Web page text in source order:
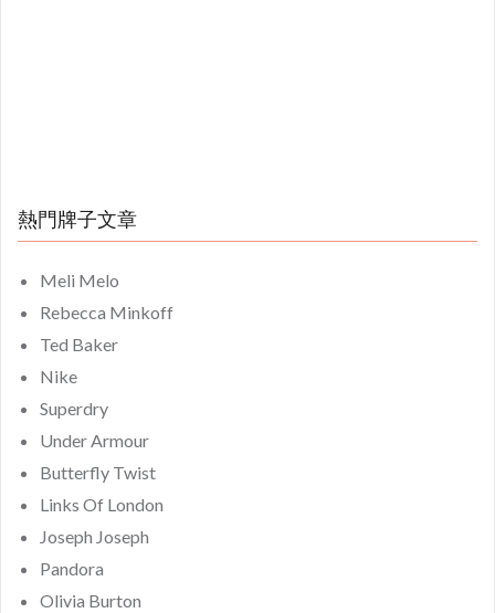
熱門牌子文章
Meli Melo
Rebecca Minkoff
Ted Baker
Nike
Superdry
Under Armour
Butterfly Twist
Links Of London
Joseph Joseph
Pandora
Olivia Burton